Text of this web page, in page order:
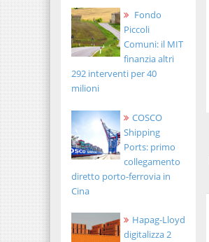
Fondo
Piccoli
Comuni: il MIT
finanzia altri
292 interventi per 40
milioni
COSCO
Shipping
Ports: primo
collegamento
diretto porto-ferrovia in
Cina
Hapag-Lloyd
digitalizza 2